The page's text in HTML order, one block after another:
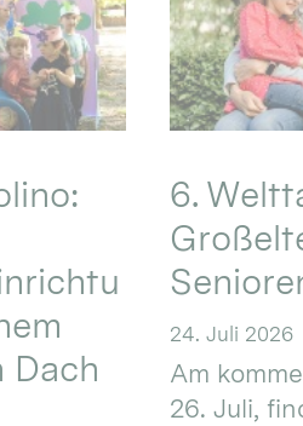
Dach
6.
24. Juli 2026
Am
26. Juli,